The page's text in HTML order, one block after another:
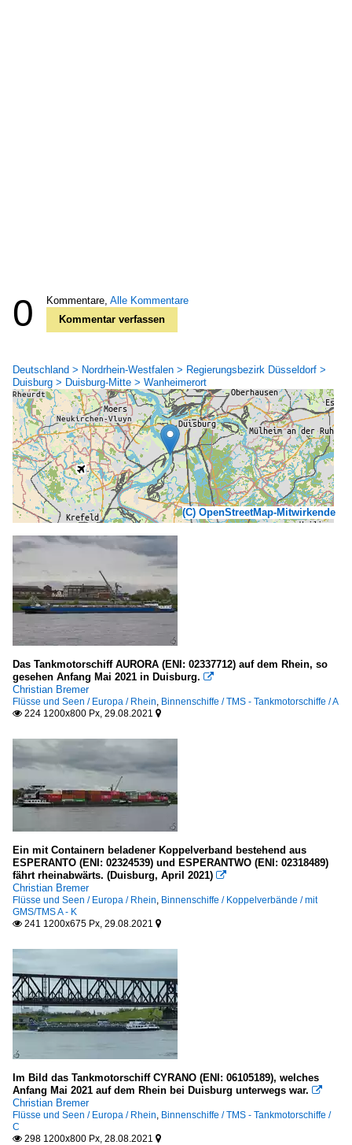
0 Kommentare, Alle Kommentare
Kommentar verfassen
Deutschland > Nordrhein-Westfalen > Regierungsbezirk Düsseldorf >
Duisburg > Duisburg-Mitte > Wanheimerort
(C) OpenStreetMap-Mitwirkende
Das Tankmotorschiff AURORA (ENI: 02337712) auf dem Rhein, so
gesehen Anfang Mai 2021 in Duisburg. 
Christian Bremer
Flüsse und Seen / Europa / Rhein, Binnenschiffe / TMS - Tankmotorschiffe / A
 224 1200x800 Px, 29.08.2021 
Ein mit Containern beladener Koppelverband bestehend aus
ESPERANTO (ENI: 02324539) und ESPERANTWO (ENI: 02318489)
fährt rheinabwärts. (Duisburg, April 2021) 
Christian Bremer
Flüsse und Seen / Europa / Rhein, Binnenschiffe / Koppelverbände / mit
GMS/TMS A - K
 241 1200x675 Px, 29.08.2021 
Im Bild das Tankmotorschiff CYRANO (ENI: 06105189), welches
Anfang Mai 2021 auf dem Rhein bei Duisburg unterwegs war. 
Christian Bremer
Flüsse und Seen / Europa / Rhein, Binnenschiffe / TMS - Tankmotorschiffe /
C
 298 1200x800 Px, 28.08.2021 